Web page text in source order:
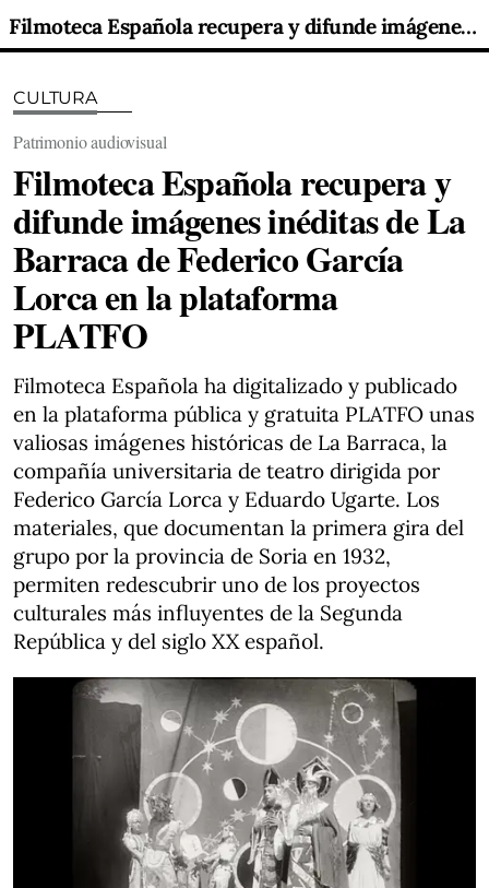
Filmoteca Española recupera y difunde imágenes inéditas de La Barraca de Federico García Lorca en la plataforma PLATFO
CULTURA
Patrimonio audiovisual
Filmoteca Española recupera y
difunde imágenes inéditas de La
Barraca de Federico García
Lorca en la plataforma
PLATFO
Filmoteca Española ha digitalizado y publicado
en la plataforma pública y gratuita PLATFO unas
valiosas imágenes históricas de La Barraca, la
compañía universitaria de teatro dirigida por
Federico García Lorca y Eduardo Ugarte. Los
materiales, que documentan la primera gira del
grupo por la provincia de Soria en 1932,
permiten redescubrir uno de los proyectos
culturales más influyentes de la Segunda
República y del siglo XX español.